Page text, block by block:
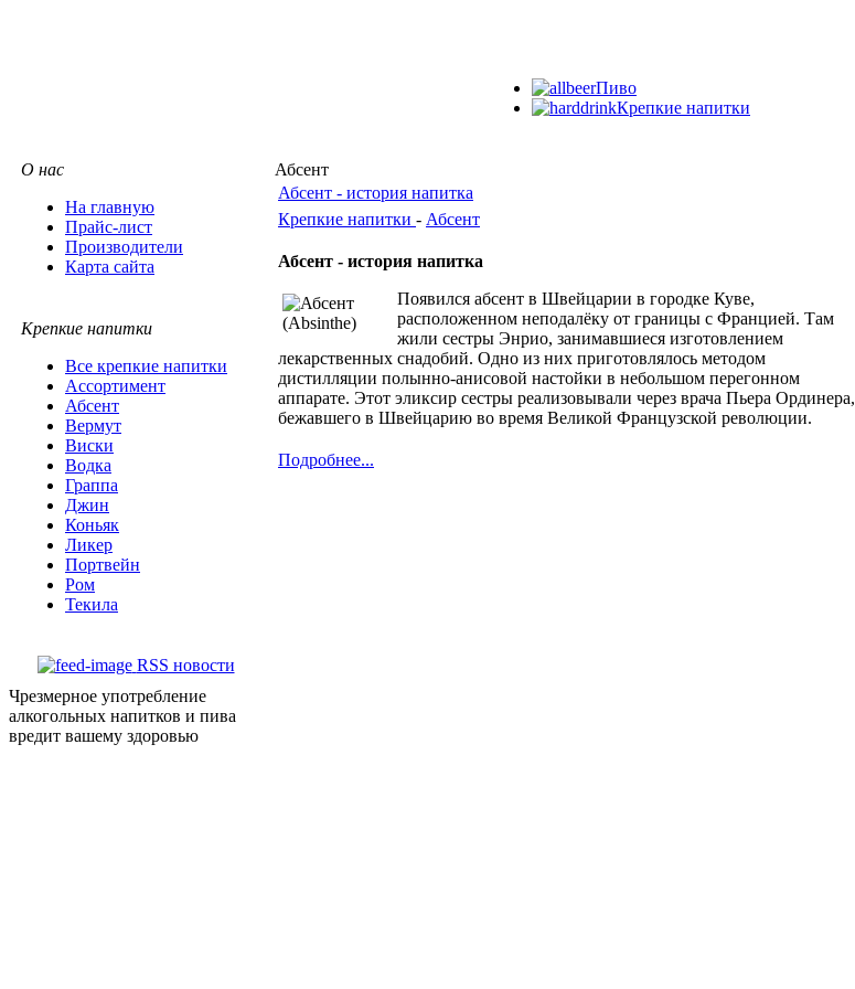
Пиво
Крепкие напитки
О нас
На главную
Прайс-лист
Производители
Карта сайта
Крепкие напитки
Все крепкие напитки
Ассортимент
Абсент
Вермут
Виски
Водка
Граппа
Джин
Коньяк
Ликер
Портвейн
Ром
Текила
RSS новости
Чрезмерное употребление
алкогольных напитков и пива
вредит вашему здоровью
Абсент
Абсент - история напитка
Крепкие напитки - Абсент
Абсент - история напитка
Появился абсент в Швейцарии в городке Куве,
расположенном неподалёку от границы с Францией. Там
жили сестры Энрио, занимавшиеся изготовлением
лекарственных снадобий. Одно из них приготовлялось методом
дистилляции полынно-анисовой настойки в небольшом перегонном
аппарате. Этот эликсир сестры реализовывали через врача Пьера Ординера,
бежавшего в Швейцарию во время Великой Французской революции.
Подробнее...